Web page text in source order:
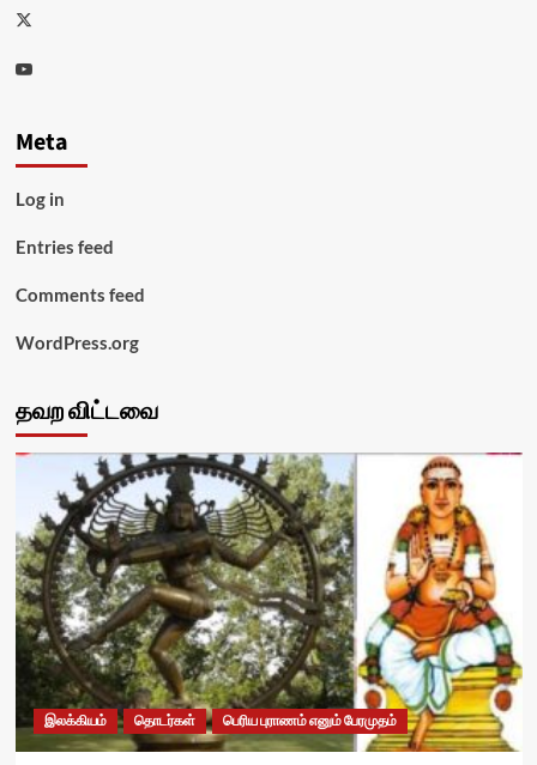
Twitter
Youtube
Meta
Log in
Entries feed
Comments feed
WordPress.org
தவற விட்டவை
இலக்கியம் தொடர்கள் பெரிய புராணம் எனும் பேரமுதம்